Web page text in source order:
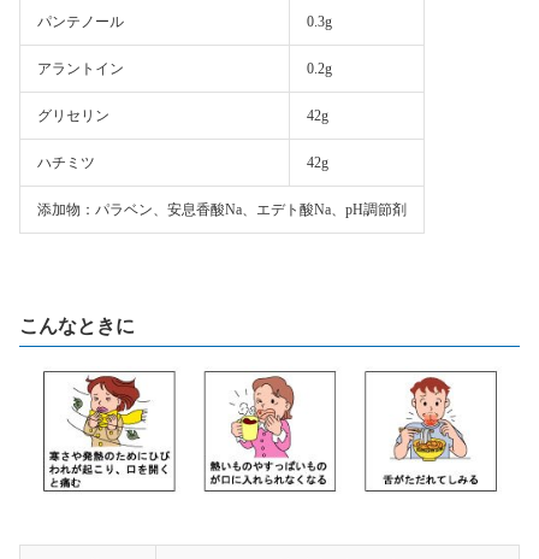
パンテノール 0.3g
アラントイン 0.2g
グリセリン 42g
ハチミツ 42g
添加物：パラベン、安息香酸Na、エデト酸Na、pH調節剤
こんなときに